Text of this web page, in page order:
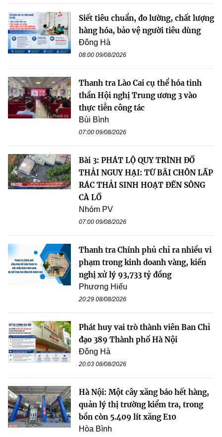
Siết tiêu chuẩn, đo lường, chất lượng
hàng hóa, bảo vệ người tiêu dùng
Đông Hà
08:00 09/08/2026
Thanh tra Lào Cai cụ thể hóa tinh
thần Hội nghị Trung ương 3 vào
thực tiễn công tác
Bùi Bình
07:00 09/08/2026
Bài 3: PHÁT LỘ QUY TRÌNH ĐỔ
THẢI NGUY HẠI: TỪ BÃI CHÔN LẤP
RÁC THẢI SINH HOẠT ĐẾN SÔNG
CÀ LỒ
Nhóm PV
07:00 09/08/2026
Thanh tra Chính phủ chỉ ra nhiều vi
phạm trong kinh doanh vàng, kiến
nghị xử lý 93,733 tỷ đồng
Phương Hiếu
20:29 08/08/2026
Phát huy vai trò thành viên Ban Chỉ
đạo 389 Thành phố Hà Nội
Đông Hà
20:03 08/08/2026
Hà Nội: Một cây xăng báo hết hàng,
quản lý thị trường kiểm tra, trong
bồn còn 5.409 lít xăng E10
Hòa Bình